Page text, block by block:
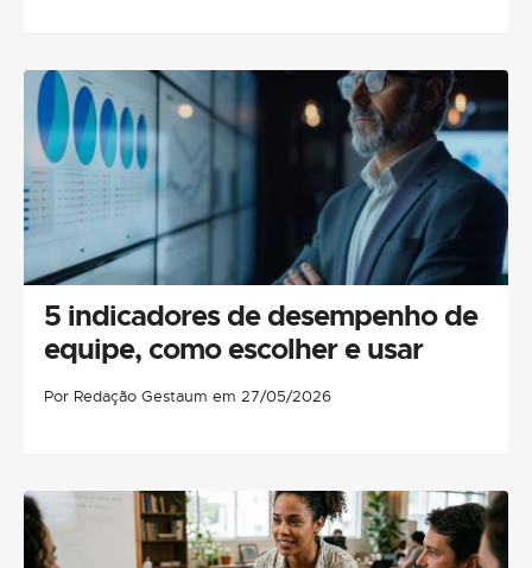
5 indicadores de desempenho de
equipe, como escolher e usar
Por Redação Gestaum em 27/05/2026